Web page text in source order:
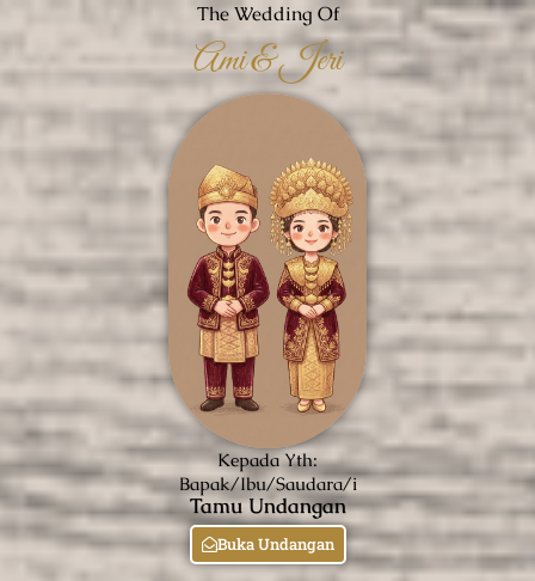
The Wedding Of
Ami & Jeri
Kepada Yth:
Bapak/Ibu/Saudara/i
Tamu Undangan
Buka Undangan